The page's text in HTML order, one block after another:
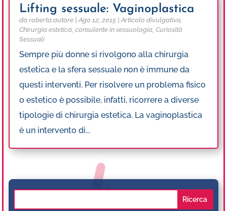
Vaginoplastica
Lifting sessuale: Vaginoplastica
daroberta.autore |Ago 12, 2015 |Articolo divulgativo,
Chirurgia estetica,consulente in sessuologia,Curiosità
Sessuali
Sempre più donne si rivolgono alla chirurgia
estetica e la sfera sessuale non è immune da
questi interventi. Per risolvere un problema fisico
o estetico è possibile, infatti, ricorrere a diverse
tipologie di chirurgia estetica. La vaginoplastica
è un intervento di...